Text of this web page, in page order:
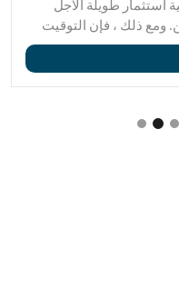
استثمار طويلة الأجل
ومع ذلك ، فإن التوقيت
كبيرة أيضًا. من خلال
، يمكن للمستثمرين